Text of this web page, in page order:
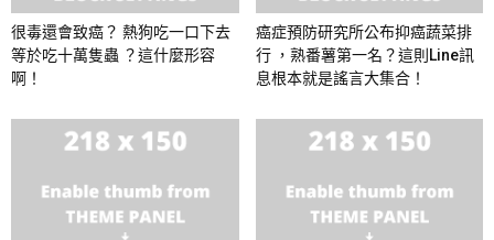
很毒還會致癌？ 熱狗吃一口下去
等於吃十萬隻蟲 ？這什麼形容
啊！
癌症預防研究所公布抑癌蔬菜排
行 ，熟番薯第一名？這則Line訊
息根本就是謠言大集合！